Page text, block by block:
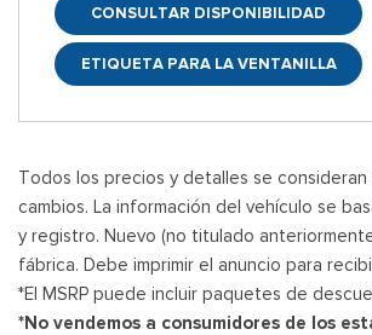
CONSULTAR DISPONIBILIDAD
ETIQUETA PARA LA VENTANILLA
Todos los precios y detalles se
cambios. La información del vehículo se
y registro. Nuevo (no titulado
fábrica. Debe imprimir el anuncio para
*El MSRP puede incluir paquetes de
*No vendemos a consumidores de los